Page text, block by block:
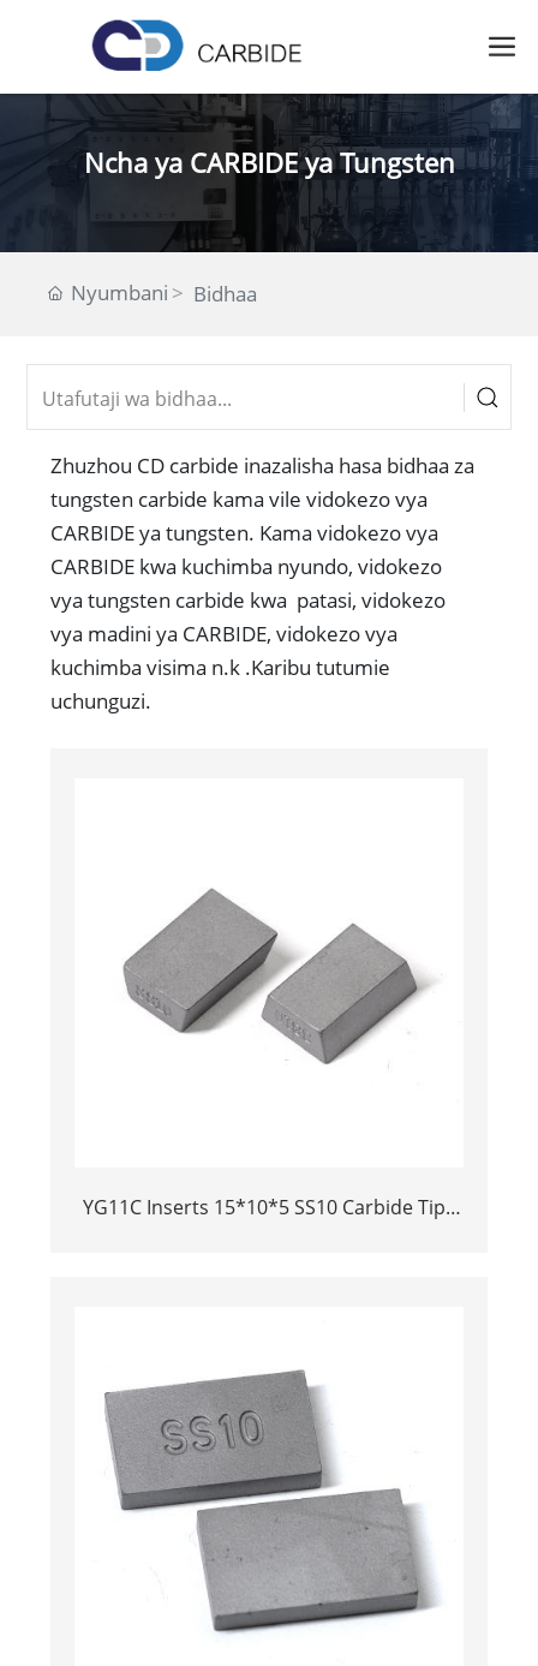
Ncha ya CARBIDE ya Tungsten
Nyumbani Bidhaa
Zhuzhou CD carbide inazalisha hasa bidhaa za
tungsten carbide kama vile vidokezo vya
CARBIDE ya tungsten. Kama vidokezo vya
CARBIDE kwa kuchimba nyundo, vidokezo
vya tungsten carbide kwa patasi, vidokezo
vya madini ya CARBIDE, vidokezo vya
kuchimba visima n.k .Karibu tutumie
uchunguzi.
YG11C Inserts 15*10*5 SS10 Carbide Tips